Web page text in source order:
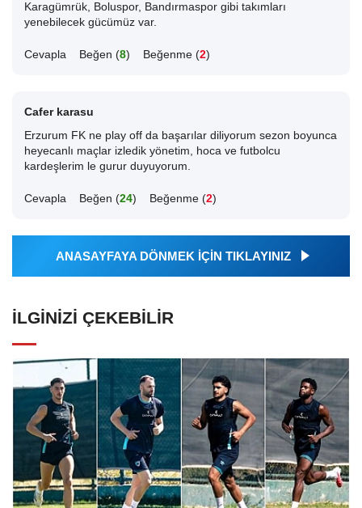
Karagümrük, Boluspor, Bandırmaspor gibi takımları
yenebilecek gücümüz var.
Cevapla Beğen (8) Beğenme (2)
Cafer karasu
Erzurum FK ne play off da başarılar diliyorum sezon boyunca
heyecanlı maçlar izledik yönetim, hoca ve futbolcu
kardeşlerim le gurur duyuyorum.
Cevapla Beğen (24) Beğenme (2)
ANASAYFAYA DÖNMEK İÇİN TIKLAYINIZ
İLGINIZI ÇEKEBILIR